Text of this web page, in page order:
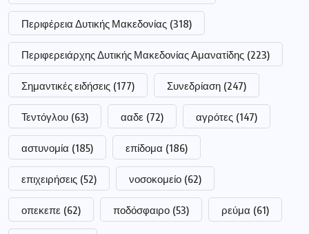
Περιφέρεια Δυτικής Μακεδονίας (318)
Περιφερειάρχης Δυτικής Μακεδονίας Αμανατίδης (223)
Σημαντικές ειδήσεις (177) Συνεδρίαση (247)
Τεντόγλου (63) ααδε (72) αγρότες (147)
αστυνομία (185) επίδομα (186)
επιχειρήσεις (52) νοσοκομείο (62)
οπεκεπε (62) ποδόσφαιρο (53) ρεύμα (61)